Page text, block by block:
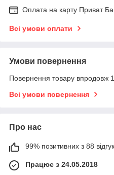
Оплата на карту Приват
Всі умови оплати
Умови повернення
Повернення товару впродовж
Всі умови повернення
Про нас
99% позитивних з 88
Працює з 24.05.2018